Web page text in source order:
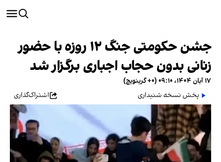
جشن حکومتی جنگ ۱۲ روزه با حضور
زنانی بدون حجاب اجباری برگزار شد
۱۷ آبان ۱۴۰۴، ۰۹:۱۰ (‎+۰ گرینویچ)
پخش نسخه شنیداری
اشتراک‌گذاری